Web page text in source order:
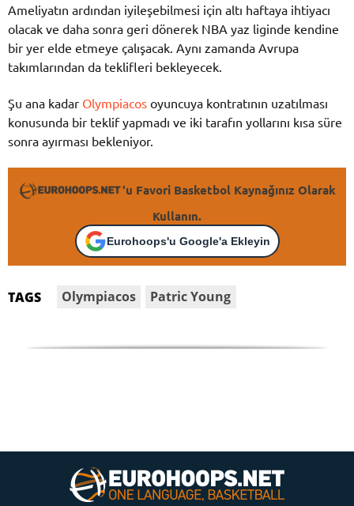
Ameliyatın ardından iyileşebilmesi için altı haftaya ihtiyacı
olacak ve daha sonra geri dönerek NBA yaz liginde kendine
bir yer elde etmeye çalışacak. Aynı zamanda Avrupa
takımlarından da teklifleri bekleyecek.
Şu ana kadar Olympiacos oyuncuya kontratının uzatılması
konusunda bir teklif yapmadı ve iki tarafın yollarını kısa süre
sonra ayırması bekleniyor.
'u Favori Basketbol Kaynağınız Olarak
Kullanın.
Eurohoops'u Google'a Ekleyin
TAGS Olympiacos Patric Young